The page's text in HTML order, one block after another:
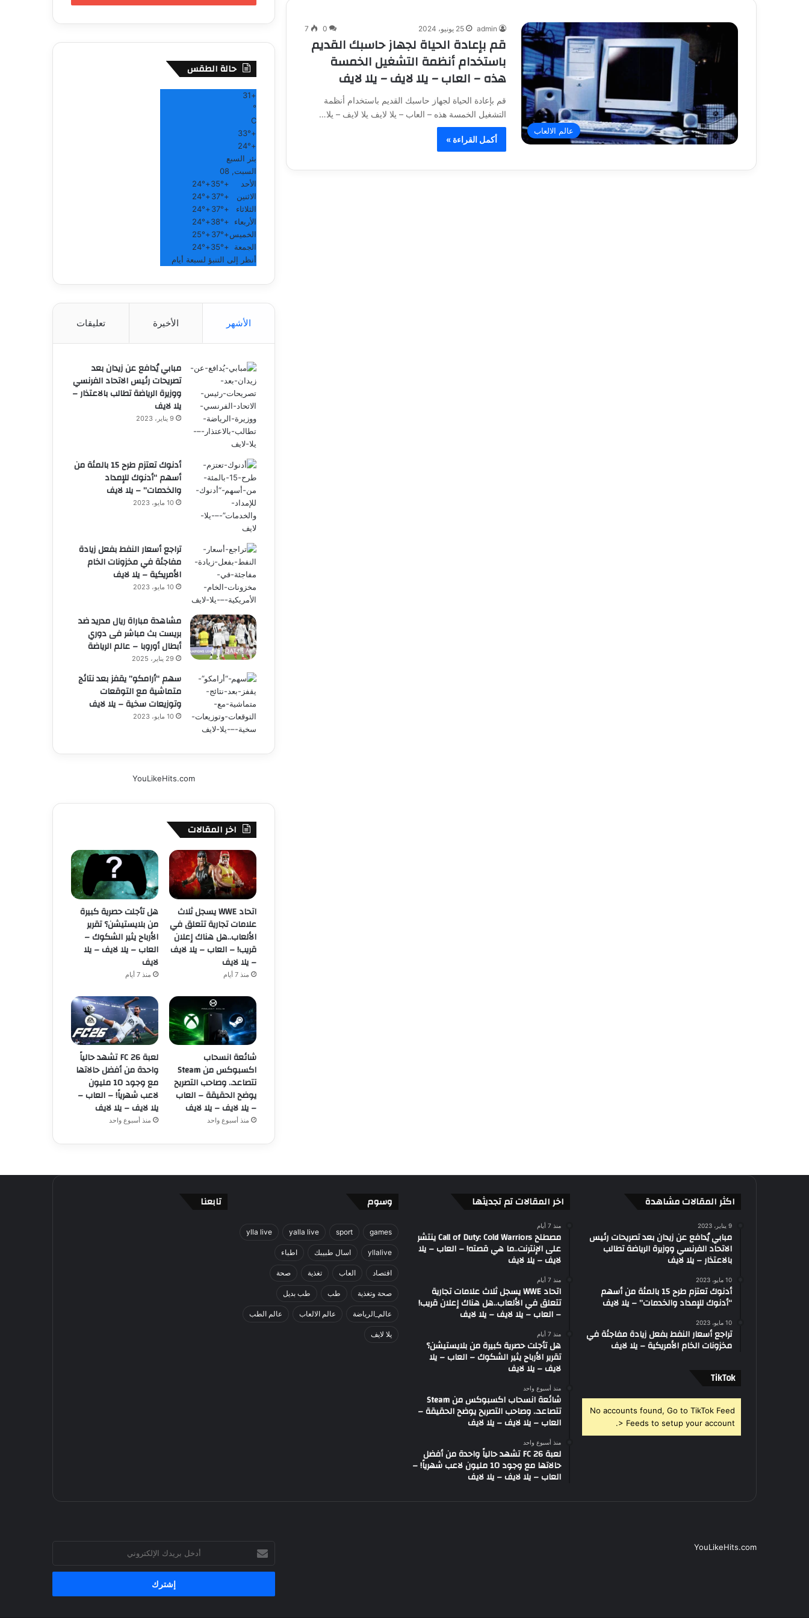
عالم الالعاب
admin 25 يونيو، 2024 0
7
قم بإعادة الحياة لجهاز حاسبك القديم
باستخدام أنظمة التشغيل الخمسة
هذه – العاب – يلا لايف – يلا لايف
قم بإعادة الحياة لجهاز حاسبك القديم باستخدام أنظمة
التشغيل الخمسة هذه – العاب – يلا لايف يلا لايف – يلا…
أكمل القراءة »
حالة الطقس
+
31
°
C
+
33°
+
24°
بئر السبع
السبت, 08
الأحد
+
35°
+
24°
الاثنين
+
37°
+
24°
الثلاثاء
+
37°
+
24°
الأربعاء
+
38°
+
24°
الخميس+
37°
+
25°
الجمعة
+
35°
+
24°
أنظر إلى التنبؤ لسبعة أيام
الأشهر الأخيرة تعليقات
مبابي يُدافع عن زيدان بعد
تصريحات رئيس الاتحاد الفرنسي
ووزيرة الرياضة تطالب بالاعتذار –
يلا لايف
9 يناير، 2023
أدنوك تعتزم طرح 15 بالمئة من
أسهم “أدنوك للإمداد
والخدمات” – يلا لايف
10 مايو، 2023
تراجع أسعار النفط بفعل زيادة
مفاجئة في مخزونات الخام
الأمريكية – يلا لايف
10 مايو، 2023
مشاهدة مباراة ريال مدريد ضد
بريست بث مباشر فى دوري
أبطال أوروبا – عالم الرياضة
29 يناير، 2025
سهم “أرامكو” يقفز بعد نتائج
متماشية مع التوقعات
وتوزيعات سخية – يلا لايف
10 مايو، 2023
YouLikeHits.com
اخر المقالات
اتحاد WWE يسجل ثلاث
علامات تجارية تتعلق في
الألعاب..هل هناك إعلان
قريب! – العاب – يلا لايف
– يلا لايف
منذ 7 أيام
هل تأجلت حصرية كبيرة
من بلايستيشن؟ تقرير
الأرباح يثير الشكوك –
العاب – يلا لايف – يلا
لايف
منذ 7 أيام
شائعة انسحاب
اكسبوكس من Steam
تتصاعد.. وصاحب التصريح
يوضح الحقيقة – العاب
– يلا لايف – يلا لايف
منذ أسبوع واحد
لعبة FC 26 تشهد حالياً
واحدة من أفضل حالاتها
مع وجود 10 مليون
لاعب شهرياً! – العاب –
يلا لايف – يلا لايف
منذ أسبوع واحد
اكثر المقالات مشاهدة
9 يناير، 2023
مبابي يُدافع عن زيدان بعد تصريحات رئيس
الاتحاد الفرنسي ووزيرة الرياضة تطالب
بالاعتذار – يلا لايف
10 مايو، 2023
أدنوك تعتزم طرح 15 بالمئة من أسهم
“أدنوك للإمداد والخدمات” – يلا لايف
10 مايو، 2023
تراجع أسعار النفط بفعل زيادة مفاجئة في
مخزونات الخام الأمريكية – يلا لايف
‫TikTok
No accounts found, Go to TikTok Feed
> Feeds to setup your account.
اخر المقالات تم تجديثها
منذ 7 أيام
مصطلح Call of Duty: Cold Warriors ينتشر
على الإنترنت..ما هي قصته! – العاب – يلا
لايف – يلا لايف
منذ 7 أيام
اتحاد WWE يسجل ثلاث علامات تجارية
تتعلق في الألعاب..هل هناك إعلان قريب!
– العاب – يلا لايف – يلا لايف
منذ 7 أيام
هل تأجلت حصرية كبيرة من بلايستيشن؟
تقرير الأرباح يثير الشكوك – العاب – يلا
لايف – يلا لايف
منذ أسبوع واحد
شائعة انسحاب اكسبوكس من Steam
تتصاعد.. وصاحب التصريح يوضح الحقيقة –
العاب – يلا لايف – يلا لايف
منذ أسبوع واحد
لعبة FC 26 تشهد حالياً واحدة من أفضل
حالاتها مع وجود 10 مليون لاعب شهرياً! –
العاب – يلا لايف – يلا لايف
وسوم
games
sport
yalla live
ylla live
yllalive اسال طبيبك اطباء
اقتصاد العاب تغذية صحة
صحة وتغذية طب طب بديل
عالم_الرياضة عالم الالعاب عالم الطب
يلا لايف
تابعنا
YouLikeHits.com
أدخل
بريدك
الإلكتروني